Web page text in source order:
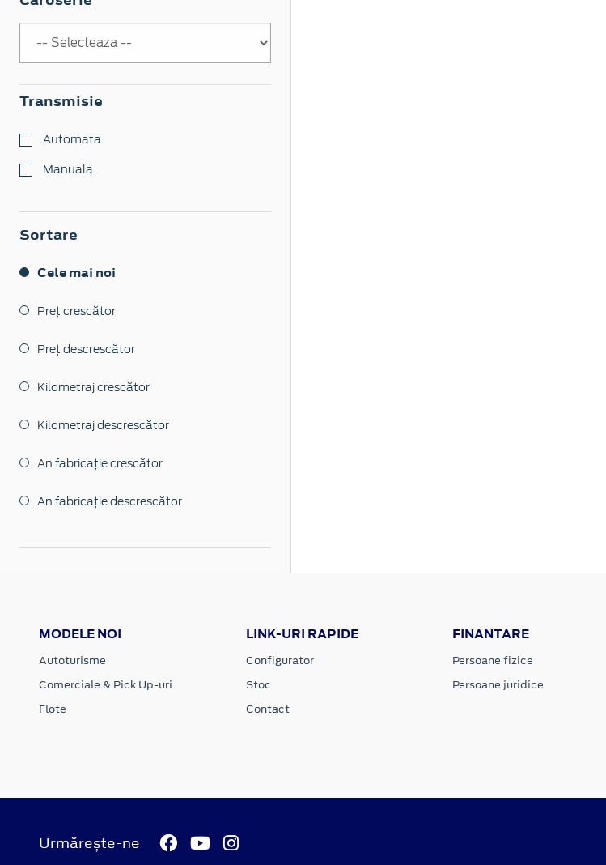
Transmisie
Automata
Manuala
Sortare
Cele mai noi
Preț crescător
Preț descrescător
Kilometraj crescător
Kilometraj descrescător
An fabricație crescător
An fabricație descrescător
MODELE NOI
Autoturisme
Comerciale & Pick Up-uri
Flote
LINK-URI RAPIDE
Configurator
Stoc
Contact
FINANTARE
Persoane fizice
Persoane juridice
Urmărește-ne